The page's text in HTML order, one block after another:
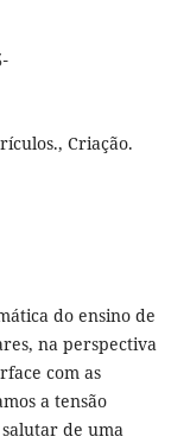
Criação.
do ensino de
na perspectiva
com as
a tensão
de uma